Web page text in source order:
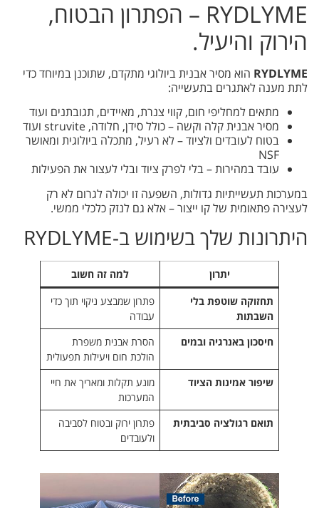
RYDLYME – הפתרון הבטוח,
הירוק והיעיל.
RYDLYME הוא מסיר אבנית ביולוגי מתקדם, שתוכנן במיוחד כדי
לתת מענה לאתגרים בתעשייה:
מתאים למחליפי חום, קווי צנרת, מאיידים, תגובתנים ועוד
מסיר אבנית קלה וקשה – כולל סידן, חלודה, struvite ועוד
בטוח לעובדים ולציוד – לא רעיל, מתכלה ביולוגית ומאושר
NSF
עובד במהירות – בלי לפרק ציוד ובלי לעצור את הפעילות
במערכות תעשייתיות גדולות, השפעה זו יכולה לגרום לא רק
לעצירה פתאומית של קו ייצור – אלא גם לנזק כלכלי ממשי.
היתרונות שלך בשימוש ב-RYDLYME
יתרון
למה זה חשוב
תחזוקה שוטפת בלי
השבתות
פתרון שמבצע ניקוי תוך כדי
עבודה
חיסכון באנרגיה ובמים
הסרת אבנית משפרת
הולכת חום ויעילות תפעולית
שיפור אמינות הציוד
מונע תקלות ומאריך את חיי
המערכות
תואם רגולציה סביבתית
פתרון ירוק ובטוח לסביבה
ולעובדים